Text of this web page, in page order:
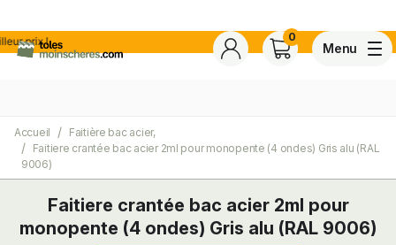
! 0
Menu
Accueil
Faitière bac acier,
Faitiere crantée bac acier 2ml pour monopente (4 ondes) Gris alu (RAL
9006)
Faitiere crantée bac acier 2ml pour
monopente (4 ondes) Gris alu (RAL 9006)